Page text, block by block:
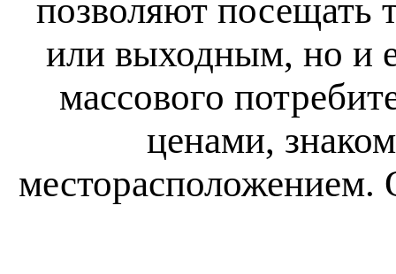
позволяют посещать
или выходным, но и
массового
ценами,